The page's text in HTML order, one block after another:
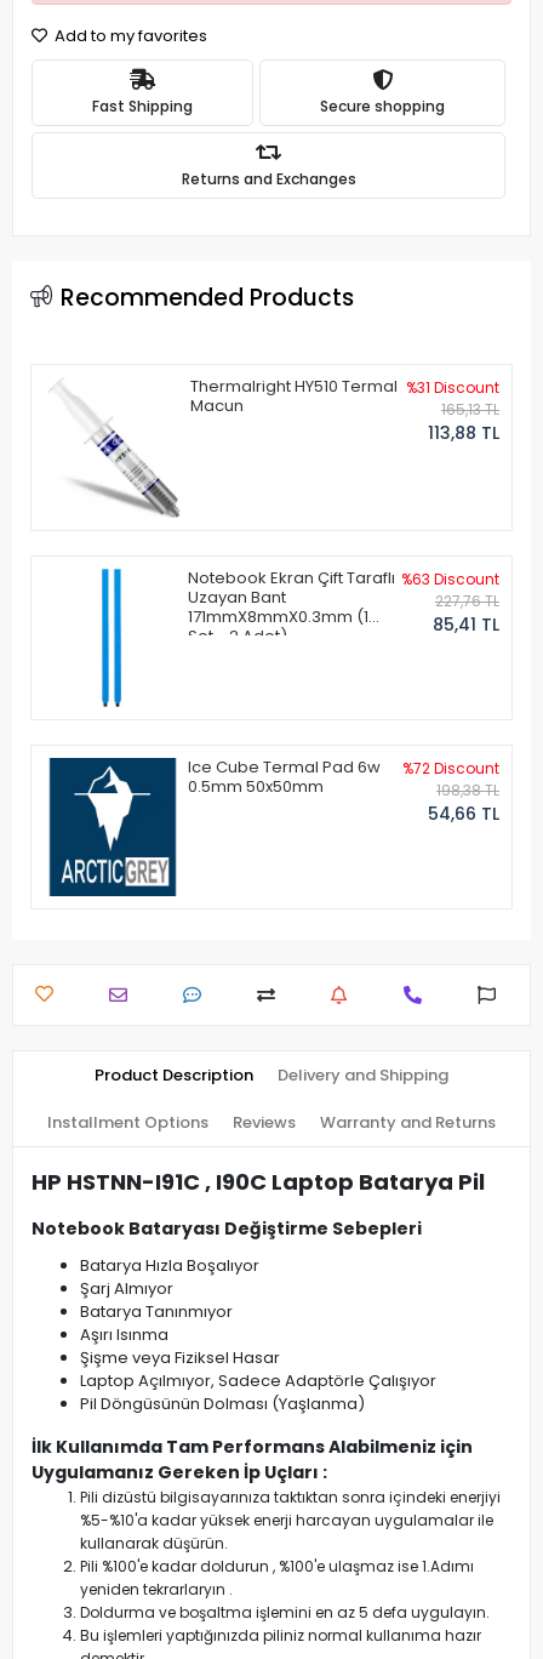
Add to my favorites
Fast Shipping Secure shopping
Returns and Exchanges
Recommended Products
Thermalright HY510 Termal
Macun
%31 Discount
165,13 TL
113,88 TL
Notebook Ekran Çift Taraflı
Uzayan Bant
171mmX8mmX0.3mm (1
Set - 2 Adet)
%63 Discount
227,76 TL
85,41 TL
Ice Cube Termal Pad 6w
0.5mm 50x50mm
%72 Discount
198,38 TL
54,66 TL
Product Description Delivery and Shipping
Installment Options Reviews Warranty and Returns
HP HSTNN-I91C , I90C Laptop Batarya Pil
Notebook Bataryası Değiştirme Sebepleri
Batarya Hızla Boşalıyor
Şarj Almıyor
Batarya Tanınmıyor
Aşırı Isınma
Şişme veya Fiziksel Hasar
Laptop Açılmıyor, Sadece Adaptörle Çalışıyor
Pil Döngüsünün Dolması (Yaşlanma)
İlk Kullanımda Tam Performans Alabilmeniz için
Uygulamanız Gereken İp Uçları :
Pili dizüstü bilgisayarınıza taktıktan sonra içindeki enerjiyi
%5-%10'a kadar yüksek enerji harcayan uygulamalar ile
kullanarak düşürün.
Pili %100'e kadar doldurun , %100'e ulaşmaz ise 1.Adımı
yeniden tekrarlaryın .
Doldurma ve boşaltma işlemini en az 5 defa uygulayın.
Bu işlemleri yaptığınızda piliniz normal kullanıma hazır